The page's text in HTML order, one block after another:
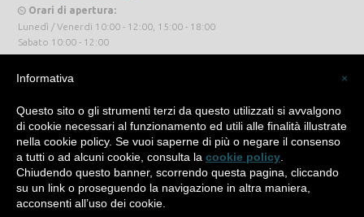
Orari di apertura:
Lunedì / Venerdi 10:00 - 12:00, 15:00 - 18:00
Sabato 10:00 - 12:00
Piccole Pesti Livigno © 2024 Tutti i diritti riservati. -Privacy Policy-Cookie Policy
Made with bySìServices
×
Informativa
Questo sito o gli strumenti terzi da questo utilizzati si avvalgono
di cookie necessari al funzionamento ed utili alle finalità illustrate
nella cookie policy. Se vuoi saperne di più o negare il consenso
a tutti o ad alcuni cookie, consulta la cookie policy
Chiudendo questo banner, scorrendo questa pagina, cliccando
su un link o proseguendo la navigazione in altra maniera,
acconsenti all’uso dei cookie.